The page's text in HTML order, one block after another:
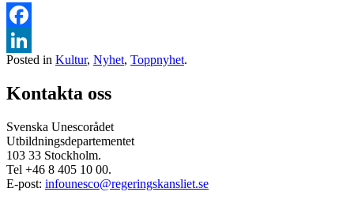
Facebook
LinkedIn
Posted in Kultur, Nyhet, Toppnyhet.
Kontakta oss
Svenska Unescorådet
Utbildningsdepartementet
103 33 Stockholm.
Tel +46 8 405 10 00.
E-post: infounesco@regeringskansliet.se